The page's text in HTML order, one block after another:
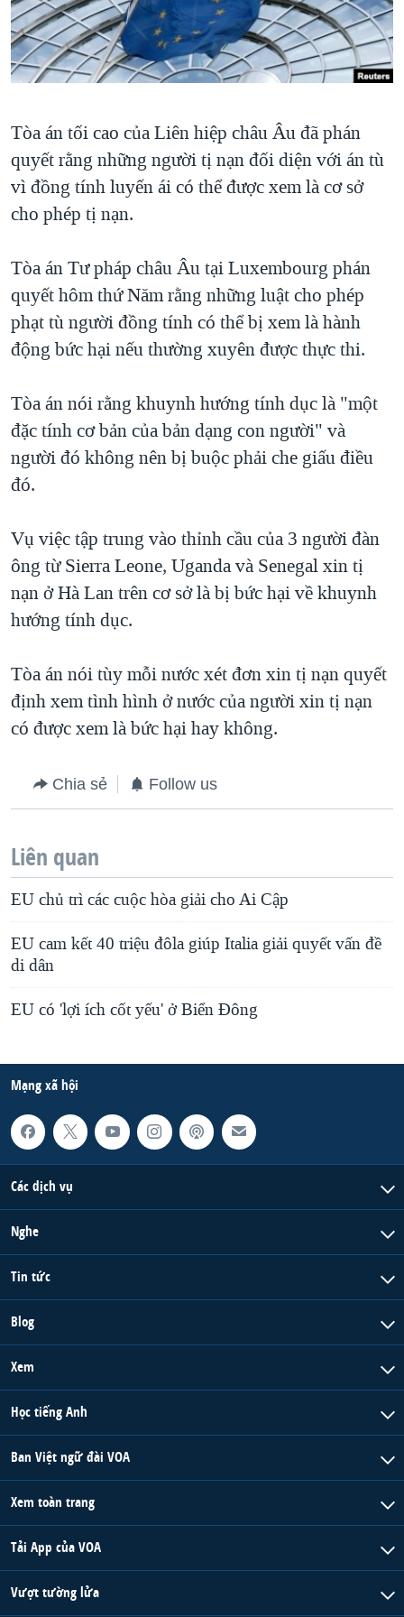
"Tìm"NGƯỜI VIỆT HẢI NGOẠI
ĐỜI SỐNG
KINH TẾ
SỨC KHOẺ
VĂN HOÁ
THỂ THAO
TẠI
HÀNH TRÌNH BẦU CỬ 2024
MỘT NĂM CHIẾN TRANH TẠI DẢI GAZA
NGÀY TỊ NẠN THẾ GIỚI
TRỊNH VĨNH BÌNH - NGƯỜI HẠ 'BÊN THẮNG CUỘC'
GROUND ZERO – XƯA VÀ NAY
CÁC GIÁ TRỊ CỘNG HÒA Ở VIỆT NAM
THƯỢNG ĐỈNH TRUMP-KIM TẠI VIỆT NAM
TRỊNH VĨNH BÌNH VS. CHÍNH PHỦ VIỆT NAM
NGƯ DÂN VIỆT VÀ LÀN SÓNG TRỘM HẢI SÂM
BÊN KIA QUỐC LỘ: TIẾNG VỌNG TỪ NÔNG THÔN MỸ
QUAN HỆ VIỆT MỸ
VIDEO
NGHE
Ngôn ngữ khác
Tòa án tối cao của Liên hiệp châu Âu đã phán
quyết rằng những người tị nạn đối diện với án tù
vì đồng tính luyến ái có thể được xem là cơ sở
cho phép tị nạn.
Tòa án Tư pháp châu Âu tại Luxembourg phán
quyết hôm thứ Năm rằng những luật cho phép
phạt tù người đồng tính có thể bị xem là hành
động bức hại nếu thường xuyên được thực thi.
Tòa án nói rằng khuynh hướng tính dục là "một
đặc tính cơ bản của bản dạng con người" và
người đó không nên bị buộc phải che giấu điều
đó.
Vụ việc tập trung vào thỉnh cầu của 3 người đàn
ông từ Sierra Leone, Uganda và Senegal xin tị
nạn ở Hà Lan trên cơ sở là bị bức hại về khuynh
hướng tính dục.
Tòa án nói tùy mỗi nước xét đơn xin tị nạn quyết
định xem tình hình ở nước của người xin tị nạn
có được xem là bức hại hay không.
Chia sẻ Follow us
Liên quan
EU chủ trì các cuộc hòa giải cho Ai Cập
EU cam kết 40 triệu đôla giúp Italia giải quyết vấn đề
di dân
EU có 'lợi ích cốt yếu' ở Biển Ðông
Mạng xã hội
Các dịch vụ
Nghe
Tin tức
Blog
Xem
Học tiếng Anh
Ban Việt ngữ đài VOA
Xem toàn trang
Tải App của VOA
Vượt tường lửa